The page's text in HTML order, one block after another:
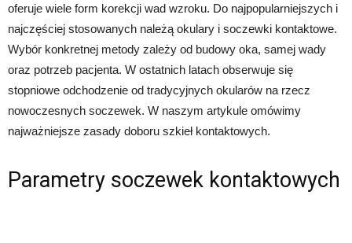
oferuje wiele form korekcji wad wzroku. Do najpopularniejszych i
najczęściej stosowanych należą okulary i soczewki kontaktowe.
Wybór konkretnej metody zależy od budowy oka, samej wady
oraz potrzeb pacjenta. W ostatnich latach obserwuje się
stopniowe odchodzenie od tradycyjnych okularów na rzecz
nowoczesnych soczewek. W naszym artykule omówimy
najważniejsze zasady doboru szkieł kontaktowych.
Parametry soczewek kontaktowych